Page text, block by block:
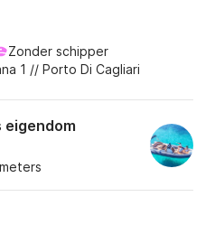
Zonder schipper
1 // Porto Di Cagliari